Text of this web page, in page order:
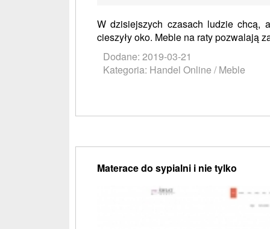
W dzisiejszych czasach ludzie chcą,
cieszyły oko. Meble na raty pozwalają
Dodane: 2019-03-21
Kategoria: Handel Online / Meble
Materace do sypialni i nie tylko